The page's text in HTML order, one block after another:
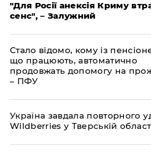
"Для Росії анексія Криму
сенс", – Залужний
Стало відомо, кому із
що працюють, автоматично
продовжать допомогу на
– ПФУ
Україна завдала повторного
Wildberries у Тверській